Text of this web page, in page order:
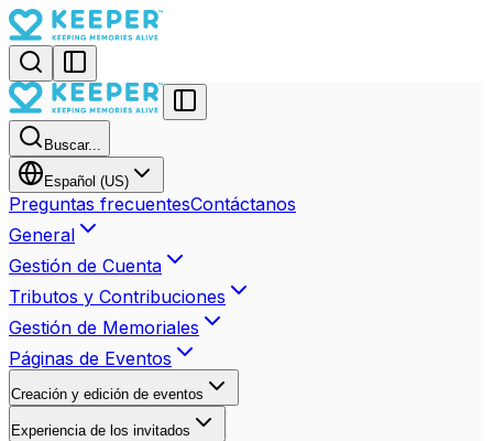
Buscar...
Español (US)
Preguntas frecuentesContáctanos
General
Gestión de Cuenta
Tributos y Contribuciones
Gestión de Memoriales
Páginas de Eventos
Creación y edición de eventos
Experiencia de los invitados